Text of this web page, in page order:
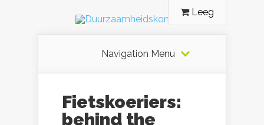
Leeg
Navigation Menu
Fietskoeriers:
behind the